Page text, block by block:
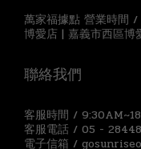
萬家福據點 營業時間
博愛店 | 嘉義市西區博
聯絡我們
客服時間 /
客服電話 / 05 -
電子信箱 /